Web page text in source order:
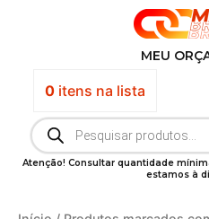
MEU
0itens na lista
Pesquisar
produtos
Atenção! Consultar quantidade
estamos à